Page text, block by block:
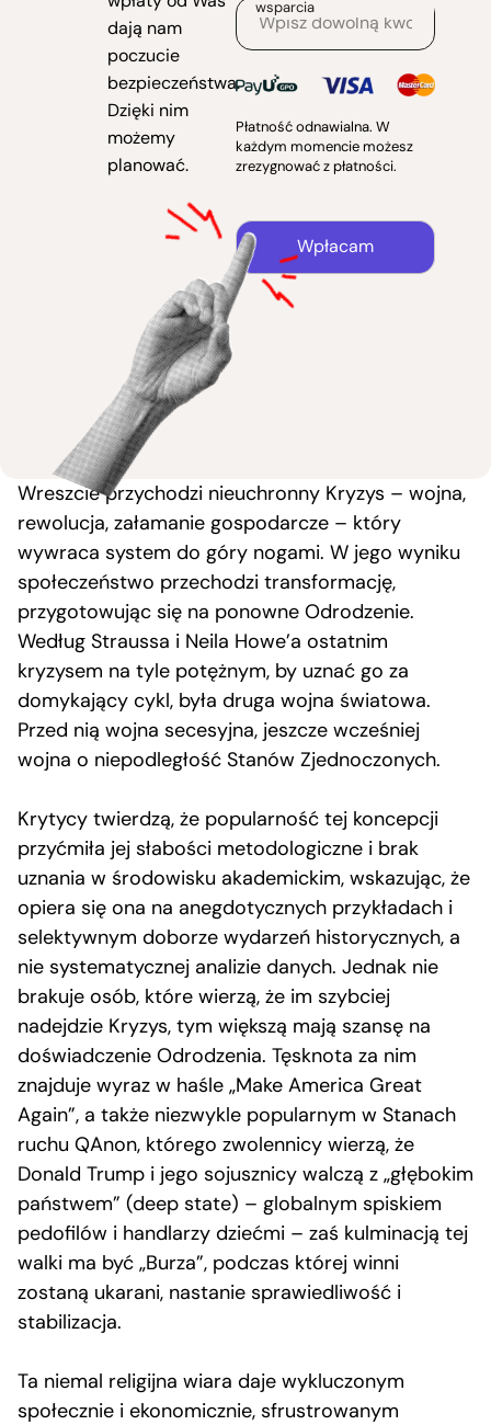
dają nam
poczucie
bezpieczeństwa.
Dzięki nim
możemy
planować.
wsparcia
Płatność odnawialna. W
każdym momencie możesz
zrezygnować z płatności.
Wpłacam
Wreszcie przychodzi nieuchronny Kryzys – wojna,
rewolucja, załamanie gospodarcze – który
wywraca system do góry nogami. W jego wyniku
społeczeństwo przechodzi transformację,
przygotowując się na ponowne Odrodzenie.
Według Straussa i Neila Howe’a ostatnim
kryzysem na tyle potężnym, by uznać go za
domykający cykl, była druga wojna światowa.
Przed nią wojna secesyjna, jeszcze wcześniej
wojna o niepodległość Stanów Zjednoczonych.
Krytycy twierdzą, że popularność tej koncepcji
przyćmiła jej słabości metodologiczne i brak
uznania w środowisku akademickim, wskazując, że
opiera się ona na anegdotycznych przykładach i
selektywnym doborze wydarzeń historycznych, a
nie systematycznej analizie danych. Jednak nie
brakuje osób, które wierzą, że im szybciej
nadejdzie Kryzys, tym większą mają szansę na
doświadczenie Odrodzenia. Tęsknota za nim
znajduje wyraz w haśle „Make America Great
Again”, a także niezwykle popularnym w Stanach
ruchu QAnon, którego zwolennicy wierzą, że
Donald Trump i jego sojusznicy walczą z „głębokim
państwem” (deep state) – globalnym spiskiem
pedofilów i handlarzy dziećmi – zaś kulminacją tej
walki ma być „Burza”, podczas której winni
zostaną ukarani, nastanie sprawiedliwość i
stabilizacja.
Ta niemal religijna wiara daje wykluczonym
społecznie i ekonomicznie, sfrustrowanym